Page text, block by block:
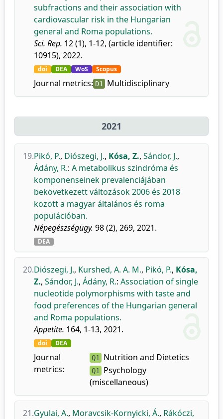
subfractions and their association with
cardiovascular risk in the Hungarian
general and Roma populations.
Sci. Rep. 12 (1), 1-12, (article identifier:
10915), 2022.
doi DEA WoS Scopus
Journal metrics: D1 Multidisciplinary
2021
19.Pikó, P., Diószegi, J., Kósa, Z., Sándor, J.,
Ádány, R.: A metabolikus szindróma és
komponenseinek prevalenciájában
bekövetkezett változások 2006 és 2018
között a magyar általános és roma
populációban.
Népegészségügy. 98 (2), 269, 2021.
DEA
20.Diószegi, J., Kurshed, A. A. M., Pikó, P., Kósa,
Z., Sándor, J., Ádány, R.: Association of single
nucleotide polymorphisms with taste and
food preferences of the Hungarian general
and Roma populations.
Appetite. 164, 1-13, 2021.
doi DEA
Journal
metrics:
Q1 Nutrition and Dietetics
Q1 Psychology
(miscellaneous)
21.Gyulai, A., Moravcsik-Kornyicki, Á., Rákóczi,